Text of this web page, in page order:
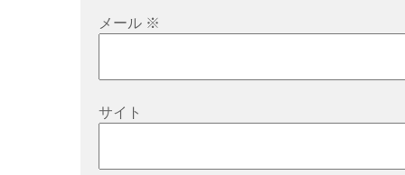
メール ※
サイト